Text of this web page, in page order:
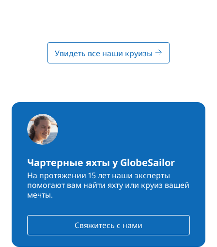
Увидеть все наши круизы
Чартерные яхты у GlobeSailor
На протяжении 15 лет наши эксперты
помогают вам найти яхту или круиз вашей
мечты.
Свяжитесь с нами